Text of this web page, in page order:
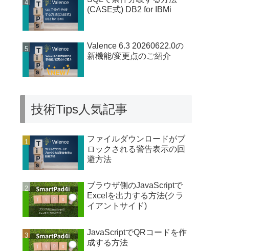
(CASE式) DB2 for IBMi
Valence 6.3 20260622.0の
新機能/変更点のご紹介
技術Tips人気記事
ファイルダウンロードがブ
ロックされる警告表示の回
避方法
ブラウザ側のJavaScriptで
Excelを出力する方法(クラ
イアントサイド)
JavaScriptでQRコードを作
成する方法